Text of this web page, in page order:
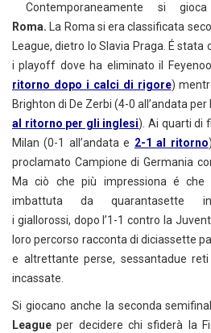
Contemporaneamente si
Roma. La Roma si era classificata
League, dietro lo Slavia Praga. É
i playoff dove ha eliminato il
ritorno dopo i calci di rigore)
Brighton di De Zerbi (4-0 all’andata per
al ritorno per gli inglesi). Ai quarti di
Milan (0-1 all’andata e 2-1 al ritorno
proclamato Campione di Germania
Ma ciò che più impressiona é
imbattuta da quarantasette
i giallorossi, dopo l’1-1 contro la
loro percorso racconta di diciassette
e altrettante perse, sessantadue
incassate.
Si giocano anche la seconda
Leagueper decidere chi sfiderà la